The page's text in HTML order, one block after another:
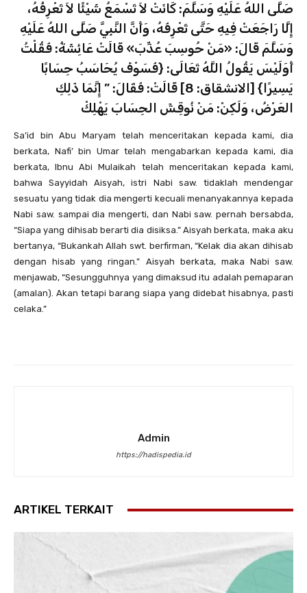
صَلَّى اللهُ عَلَيْهِ وَسَلَّمَ: كَانَتْ لاَ تَسْمَعُ شَيْئًا لاَ تَعْرِفُهُ،
إِلَّا رَاجَعَتْ فِيهِ حَتَّى تَعْرِفَهُ، وَأَنَّ النَّبِيَّ صَلَّى اللهُ عَلَيْهِ
وَسَلَّمَ قَالَ: «مَنْ حُوسِبَ عُذِّبَ» قَالَتْ عَائِشَةُ: فَقُلْتُ
أَوَلَيْسَ يَقُولُ اللَّهُ تَعَالَى: {فَسَوْفَ يُحَاسَبُ حِسَابًا
يَسِيرًا} [الانشقاق: 8] قَالَتْ: فَقَالَ: ” إِنَّمَا ذَلِكِ
العَرْضُ، وَلَكِنْ: مَنْ نُوقِشَ الحِسَابَ يَهْلِكْ
Sa’id bin Abu Maryam telah menceritakan kepada kami, dia
berkata, Nafi’ bin Umar telah mengabarkan kepada kami, dia
berkata, Ibnu Abi Mulaikah telah menceritakan kepada kami,
bahwa Sayyidah Aisyah, istri Nabi saw. tidaklah mendengar
sesuatu yang tidak dia mengerti kecuali menanyakannya kepada
Nabi saw. sampai dia mengerti, dan Nabi saw. pernah bersabda,
“Siapa yang dihisab berarti dia disiksa.” Aisyah berkata, maka aku
bertanya, “Bukankah Allah swt. berfirman, “Kelak dia akan dihisab
dengan hisab yang ringan.” Aisyah berkata, maka Nabi saw.
menjawab, “Sesungguhnya yang dimaksud itu adalah pemaparan
(amalan). Akan tetapi barang siapa yang didebat hisabnya, pasti
celaka.”
Admin
https://hadispedia.id
ARTIKEL TERKAIT